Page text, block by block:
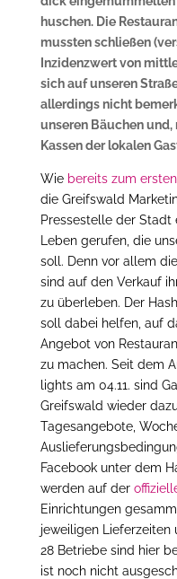
huschen. Die
mussten schließen
Inzidenzwert von
sich auf unseren
allerdings nicht
unseren Bäuchen
Kassen der lokalen
Wie bereits zum
die Greifswald
Pressestelle der Stadt
Leben gerufen, die
soll. Denn vor allem
sind auf den Verkauf
zu überleben. Der
soll dabei helfen, auf
Angebot von
zu machen. Seit dem
lights am 04.11. sind
Greifswald wieder
Tagesangebote,
Facebook unter dem
werden auf der
Einrichtungen
jeweiligen Lieferzeiten
28 Betriebe sind hier
ist noch nicht